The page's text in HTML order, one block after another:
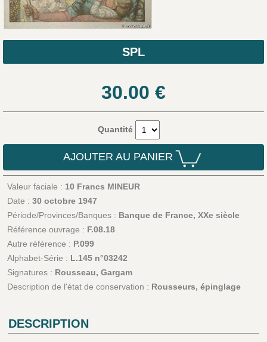
SPL
30.00 €
Quantité
AJOUTER AU PANIER
Valeur faciale : 10 Francs MINEUR
Date : 30 octobre 1947
Période/Provinces/Banques : Banque de France, XXe siècle
Référence ouvrage : F.08.18
Autre référence : P.099
Alphabet-Série : L.145 n°03242
Signatures : Rousseau, Gargam
Description de l'état de conservation : Rousseurs, épinglage
DESCRIPTION